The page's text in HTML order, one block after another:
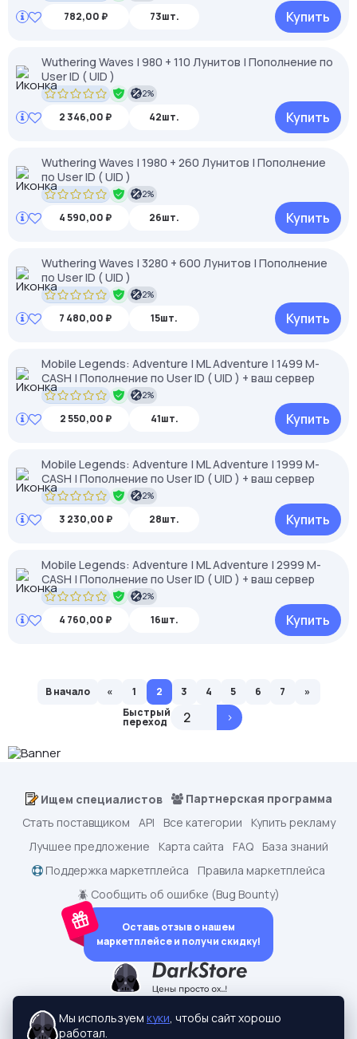
782,00 ₽ 73шт. Купить
Wuthering Waves | 980 + 110 Лунитов | Пополнение по
User ID ( UID )
2%
2 346,00 ₽ 42шт. Купить
Wuthering Waves | 1980 + 260 Лунитов | Пополнение
по User ID ( UID )
2%
4 590,00 ₽ 26шт. Купить
Wuthering Waves | 3280 + 600 Лунитов | Пополнение
по User ID ( UID )
2%
7 480,00 ₽ 15шт. Купить
Mobile Legends: Adventure | ML Adventure | 1499 M-
CASH | Пополнение по User ID ( UID ) + ваш сервер
2%
2 550,00 ₽ 41шт. Купить
Mobile Legends: Adventure | ML Adventure | 1999 M-
CASH | Пополнение по User ID ( UID ) + ваш сервер
2%
3 230,00 ₽ 28шт. Купить
Mobile Legends: Adventure | ML Adventure | 2999 M-
CASH | Пополнение по User ID ( UID ) + ваш сервер
2%
4 760,00 ₽ 16шт. Купить
В начало « 1 2 3 4 5 6 7
»
Быстрый
переход >
dark.shopping - Маркетплейс аккаунтов
2015-2026 © dark.shopping
Актуальные адреса:
Ищем специалистов
Партнерская программа
Стать поставщиком
API Все категории
Купить рекламу
Лучшее предложение
Карта сайта FAQ
База знаний
Поддержка маркетплейса
Правила маркетплейса
🪲 Сообщить об ошибке (Bug Bounty)
Оставь отзыв о нашем
маркетплейсе и получи скидку!
Мы используем куки, чтобы сайт хорошо
работал.